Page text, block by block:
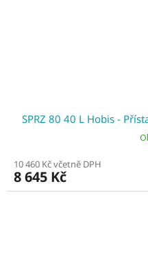
SPRZ 80 40 L Hobis -
10 460 Kč včetně DPH
8 645 Kč